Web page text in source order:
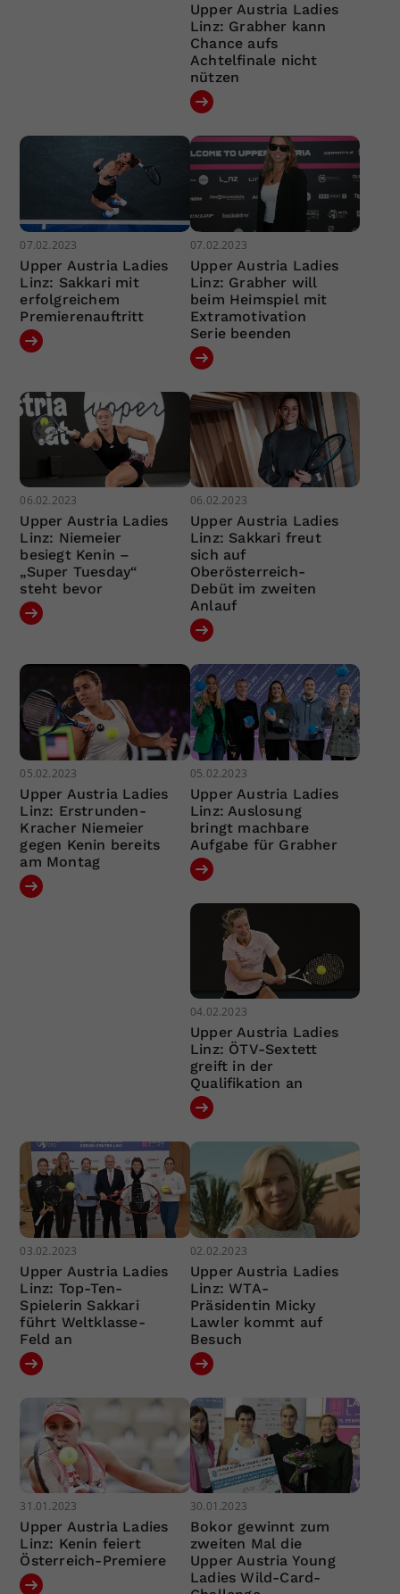
Upper Austria Ladies
Linz: Grabher kann
Chance aufs
Achtelfinale nicht
nützen
07.02.2023
Upper Austria Ladies
Linz: Sakkari mit
erfolgreichem
Premierenauftritt
07.02.2023
Upper Austria Ladies
Linz: Grabher will
beim Heimspiel mit
Extramotivation
Serie beenden
06.02.2023
Upper Austria Ladies
Linz: Niemeier
besiegt Kenin –
„Super Tuesday“
steht bevor
06.02.2023
Upper Austria Ladies
Linz: Sakkari freut
sich auf
Oberösterreich-
Debüt im zweiten
Anlauf
05.02.2023
Upper Austria Ladies
Linz: Erstrunden-
Kracher Niemeier
gegen Kenin bereits
am Montag
05.02.2023
Upper Austria Ladies
Linz: Auslosung
bringt machbare
Aufgabe für Grabher
04.02.2023
Upper Austria Ladies
Linz: ÖTV-Sextett
greift in der
Qualifikation an
03.02.2023
Upper Austria Ladies
Linz: Top-Ten-
Spielerin Sakkari
führt Weltklasse-
Feld an
02.02.2023
Upper Austria Ladies
Linz: WTA-
Präsidentin Micky
Lawler kommt auf
Besuch
31.01.2023
Upper Austria Ladies
Linz: Kenin feiert
Österreich-Premiere
30.01.2023
Bokor gewinnt zum
zweiten Mal die
Upper Austria Young
Ladies Wild-Card-